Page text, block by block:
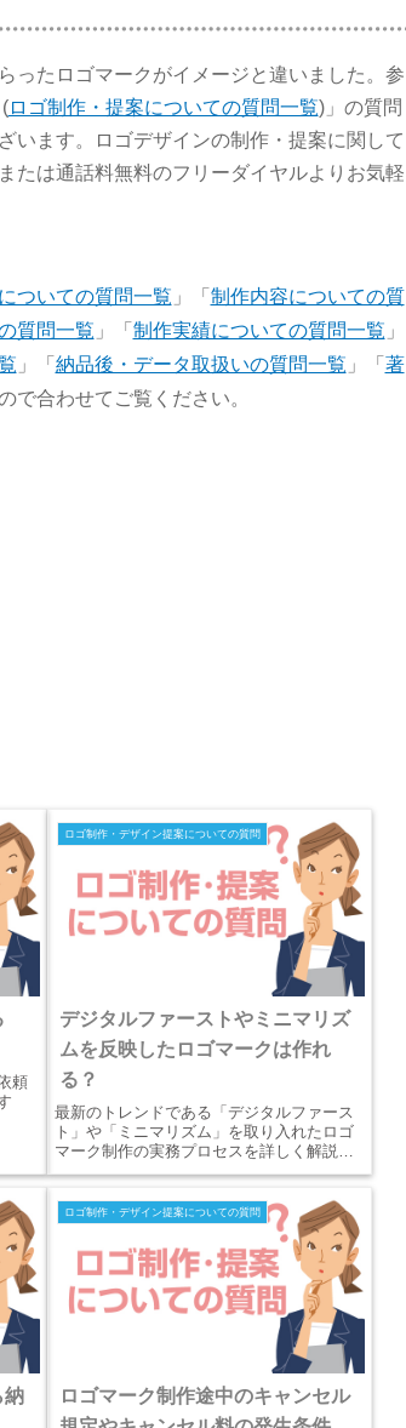
ったロゴマークがイメージと違いました。参
ロゴ制作・提案についての質問一覧)」の質問
います。ロゴデザインの制作・提案に関して
または通話料無料のフリーダイヤルよりお気軽
ついての質問一覧 」「 制作内容についての質
質問一覧 」「 制作実績についての質問一覧 」
」「 納品後・データ取扱いの質問一覧 」「 著
で合わせてご覧ください。
頼
ロゴ制作・デザイン提案についての質問
デジタルファーストやミニマリズ
ムを反映したロゴマークは作れ
る？
最新のトレンドである「デジタルファース
ト」や「ミニマリズム」を取り入れたロゴ
マーク制作の実務プロセスを詳しく解説。
ぐレスポンシブ設計、ワンストップ印刷ま
でを網羅。
納
ロゴ制作・デザイン提案についての質問
ロゴマーク制作途中のキャンセル